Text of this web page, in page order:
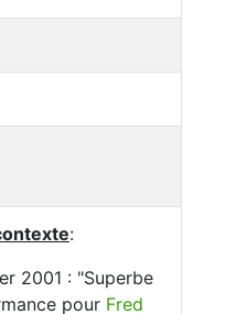
:
2001 : "Superbe
pour Fred